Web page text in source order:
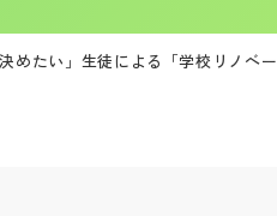
めたい」生徒による「学校リノベ